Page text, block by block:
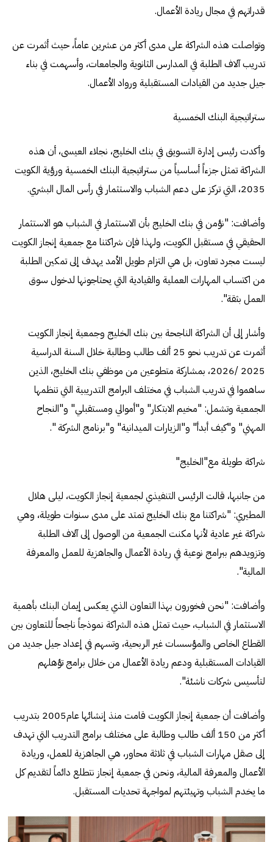
قدراتهم في مجال ريادة الأعمال.
وتواصلت هذه الشراكة على مدى أكثر من عشرين عاماً، حيث أثمرت عن
تدريب آلاف الطلبة في المدارس الثانوية والجامعات، وأسهمت في بناء
جيل جديد من القيادات المستقبلية ورواد الأعمال.
ستراتيجية البنك الخمسية
وأكدت رئيس إدارة التسويق في بنك الخليج، نجلاء العيسى، أن هذه
الشراكة تمثل جزءاً أساسياً من ستراتيجية البنك الخمسية ورؤية الكويت
2035، التي تركز على دعم الشباب والاستثمار في رأس المال البشري.
وأضافت: "نؤمن في بنك الخليج بأن الاستثمار في الشباب هو الاستثمار
الحقيقي في مستقبل الكويت، ولهذا فإن شراكتنا مع جمعية إنجاز الكويت
ليست مجرد تعاون، بل هي التزام طويل الأمد يهدف إلى تمكين الطلبة
من اكتساب المهارات العملية والقيادية التي يحتاجونها لدخول سوق
العمل بثقة".
وأشار إلى أن الشراكة الناجحة بين بنك الخليج وجمعية إنجاز الكويت
أثمرت عن تدريب نحو 25 ألف طالب وطالبة خلال السنة الدراسية
2025 /2026، بمشاركة متطوعين من موظفي بنك الخليج، الذين
ساهموا في تدريب الشباب في مختلف البرامج التدريبية التي تنظمها
الجمعية وتشمل: "مخيم الابتكار" و"أموالي ومستقبلي" و"النجاح
المهني" و"كيف أبدأ" و"الزيارات الميدانية" و"برنامج الشركة ".
شراكة طويلة مع"الخليج"
من جانبها، قالت الرئيس التنفيذي لجمعية إنجاز الكويت، ليلى هلال
المطيري: "شراكتنا مع بنك الخليج تمتد على مدى سنوات طويلة، وهي
شراكة غير عادية لأنها مكنت الجمعية من الوصول إلى آلاف الطلبة
وتزويدهم ببرامج نوعية في ريادة الأعمال والجاهزية للعمل والمعرفة
المالية".
وأضافت: "نحن فخورون بهذا التعاون الذي يعكس إيمان البنك بأهمية
الاستثمار في الشباب، حيث تمثل هذه الشراكة نموذجاً ناجحاً للتعاون بين
القطاع الخاص والمؤسسات غير الربحية، وتسهم في إعداد جيل جديد من
القيادات المستقبلية ودعم ريادة الأعمال من خلال برامج تؤهلهم
لتأسيس شركات ناشئة".
وأضافت أن جمعية إنجاز الكويت قامت منذ إنشائها عام2005 بتدريب
أكثر من 150 ألف طالب وطالبة على مختلف برامج التدريب التي تهدف
إلى صقل مهارات الشباب في ثلاثة محاور، هي الجاهزية للعمل، وريادة
الأعمال والمعرفة المالية، ونحن في جمعية إنجاز نتطلع دائماً لتقديم كل
ما يخدم الشباب وتهيئتهم لمواجهة تحديات المستقبل.